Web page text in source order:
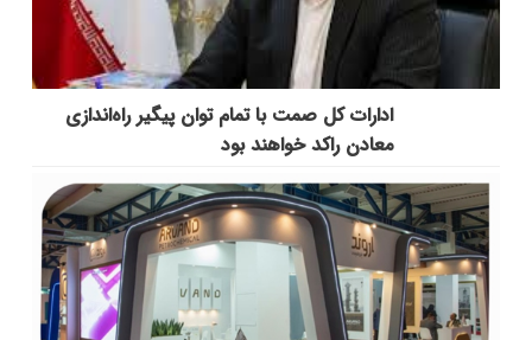
ادارات کل صمت با تمام توان پیگیر راه‌اندازی
معادن راکد خواهند بود